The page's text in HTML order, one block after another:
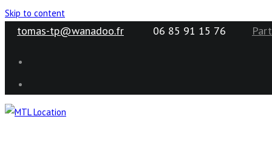
Skip to content
tomas-tp@wanadoo.fr 06 85 91 15 76